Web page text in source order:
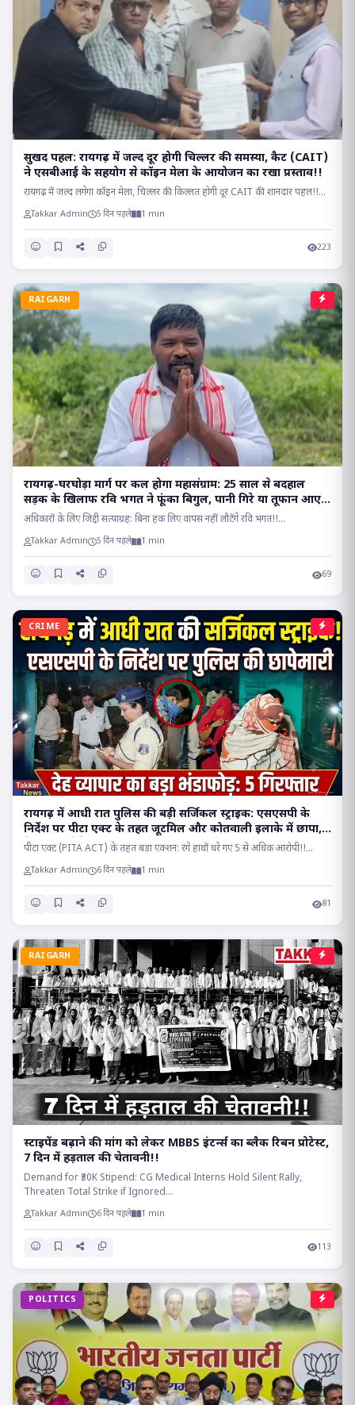
सुखद पहल: रायगढ़ में जल्द दूर होगी चिल्लर की समस्या, कैट (CAIT)
ने एसबीआई के सहयोग से कॉइन मेला के आयोजन का रखा प्रस्ताव!!
रायगढ़ में जल्द लगेगा कॉइन मेला, चिल्लर की किल्लत होगी दूर CAIT की शानदार पहल!!...
Takkar Admin 5 दिन पहले 1 min
223
RAIGARH
रायगढ़-घरघोड़ा मार्ग पर कल होगा महासंग्राम: 25 साल से बदहाल
सड़क के खिलाफ रवि भगत ने फूंका बिगुल, पानी गिरे या तूफान आए,
होकर रहेगा चक्काजाम..
अधिकारों के लिए जिद्दी सत्याग्रह: बिना हक लिए वापस नहीं लौटेंगे रवि भगत!!...
Takkar Admin 5 दिन पहले 1 min
69
CRIME
रायगढ़ में आधी रात पुलिस की बड़ी सर्जिकल स्ट्राइक: एसएसपी के
निर्देश पर पीटा एक्ट के तहत जूटमिल और कोतवाली इलाके में छापा,
देह व्यापार रैकेट का भंडाफोड़!!
पीटा एक्ट (PITA ACT) के तहत बड़ा एक्शन: रंगे हाथों धरे गए 5 से अधिक आरोपी!!...
Takkar Admin 6 दिन पहले 1 min
81
RAIGARH
स्टाइपेंड बढ़ाने की मांग को लेकर MBBS इंटर्न्स का ब्लैक रिबन प्रोटेस्ट,
7 दिन में हड़ताल की चेतावनी!!
Demand for ₹30K Stipend: CG Medical Interns Hold Silent Rally,
Threaten Total Strike if Ignored...
Takkar Admin 6 दिन पहले 1 min
113
POLITICS